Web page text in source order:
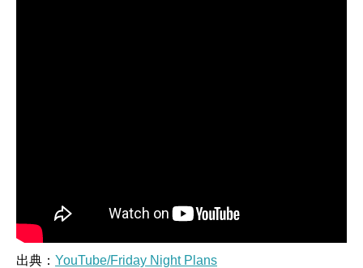
出典： YouTube/Friday Night Plans